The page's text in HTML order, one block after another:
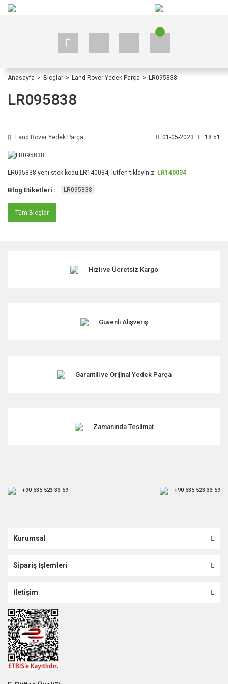
Anasayfa Bloglar Land Rover Yedek Parça LR095838
LR095838
Land Rover Yedek Parça 01-05-2023 18:51
LR095838 yeni stok kodu LR140034, lütfen tıklayınız: LR140034
Blog Etiketleri : LR095838
Tüm Bloglar
Hızlı ve Ücretsiz Kargo
Güvenli Alışveriş
Garantili ve Orijinal Yedek Parça
Zamanında Teslimat
+90 535 523 33 59 +90 535 523 33 59
Kurumsal
Sipariş İşlemleri
İletişim